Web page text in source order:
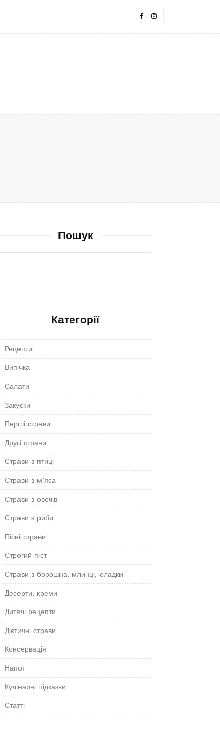
Пошук
Категорії
Рецепти
Випічка
Салати
Закуски
Перші страви
Другі страви
Страви з птиці
Страви з м’яса
Страви з овочів
Страви з риби
Пісні страви
Строгий піст
Страви з борошна, млинці, оладки
Десерти, креми
Дитячі рецепти
Дієтичні страви
Консервація
Напої
Кулінарні підказки
Статті